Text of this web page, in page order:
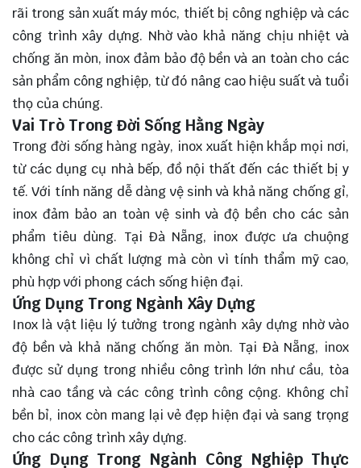
rãi trong sản xuất máy móc, thiết bị công nghiệp và các
công trình xây dựng. Nhờ vào khả năng chịu nhiệt và
chống ăn mòn, inox đảm bảo độ bền và an toàn cho các
sản phẩm công nghiệp, từ đó nâng cao hiệu suất và tuổi
thọ của chúng.
Vai Trò Trong Đời Sống Hằng Ngày
Trong đời sống hàng ngày, inox xuất hiện khắp mọi nơi,
từ các dụng cụ nhà bếp, đồ nội thất đến các thiết bị y
tế. Với tính năng dễ dàng vệ sinh và khả năng chống gỉ,
inox đảm bảo an toàn vệ sinh và độ bền cho các sản
phẩm tiêu dùng. Tại Đà Nẵng, inox được ưa chuộng
không chỉ vì chất lượng mà còn vì tính thẩm mỹ cao,
phù hợp với phong cách sống hiện đại.
Ứng Dụng Trong Ngành Xây Dựng
Inox là vật liệu lý tưởng trong ngành xây dựng nhờ vào
độ bền và khả năng chống ăn mòn. Tại Đà Nẵng, inox
được sử dụng trong nhiều công trình lớn như cầu, tòa
nhà cao tầng và các công trình công cộng. Không chỉ
bền bỉ, inox còn mang lại vẻ đẹp hiện đại và sang trọng
cho các công trình xây dựng.
Ứng Dụng Trong Ngành Công Nghiệp Thực